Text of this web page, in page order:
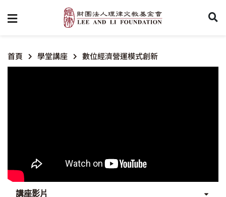
首頁 學堂講座 數位經濟營運模式創新
講座影片